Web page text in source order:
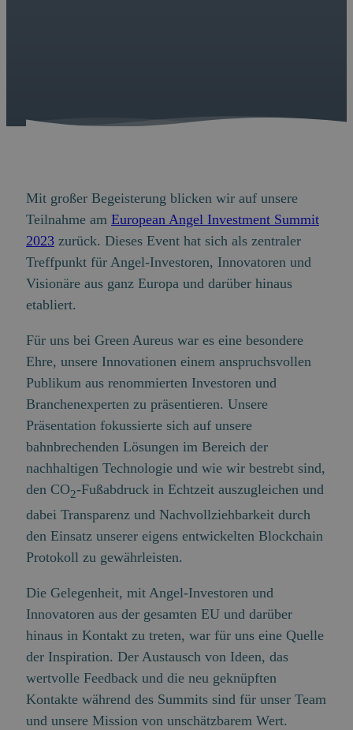
Mit großer Begeisterung blicken wir auf unsere
Teilnahme am European Angel Investment Summit
2023 zurück. Dieses Event hat sich als zentraler
Treffpunkt für Angel-Investoren, Innovatoren und
Visionäre aus ganz Europa und darüber hinaus
etabliert.
Für uns bei Green Aureus war es eine besondere
Ehre, unsere Innovationen einem anspruchsvollen
Publikum aus renommierten Investoren und
Branchenexperten zu präsentieren. Unsere
Präsentation fokussierte sich auf unsere
bahnbrechenden Lösungen im Bereich der
nachhaltigen Technologie und wie wir bestrebt sind,
den CO2-Fußabdruck in Echtzeit auszugleichen und
dabei Transparenz und Nachvollziehbarkeit durch
den Einsatz unserer eigens entwickelten Blockchain
Protokoll zu gewährleisten.
Die Gelegenheit, mit Angel-Investoren und
Innovatoren aus der gesamten EU und darüber
hinaus in Kontakt zu treten, war für uns eine Quelle
der Inspiration. Der Austausch von Ideen, das
wertvolle Feedback und die neu geknüpften
Kontakte während des Summits sind für unser Team
und unsere Mission von unschätzbarem Wert.